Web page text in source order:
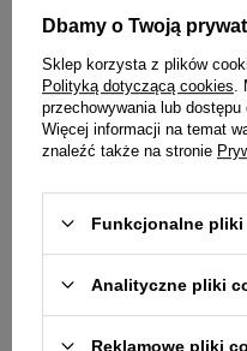
Biwuar teczka aktówka na
239,99 zł
Dbamy o Twoją
Sklep korzysta z plików
Polityką dotyczącą cookies
przechowywania lub dostępu
Więcej informacji na temat
znaleźć także na stronie
Funkcjonalne pliki
Analityczne pliki
Reklamowe pliki